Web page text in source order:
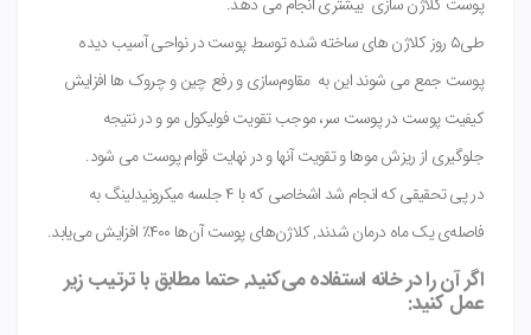
طی۵ روز کلاژن های ساخته شده توسط پوست در نواحی آسیب دیده
پوست جمع می شوند این به مقاوم‌سازی و رفع چین و چروک ها افزایش
کیفیت پوست در پوست سر، موجب تقویت فولیکول مو و در نتیجه
جلوگیری از ریزش موها و تقویت آنها و در نهایت قوام پوست می شود.
در پی تحقیقی که انجام شد اشخاصی که با ۴ جلسه میکرونیدلینگ به
فاصله‌ی یک ماه درمان شدند, کلاژن‌های پوست آن‌ها ۴۰۰٪ افزایش می‌یابد.
اگر آن را در خانه استفاده می‌کنید, حتما مطابق با ترتیب زیر
عمل کنید: